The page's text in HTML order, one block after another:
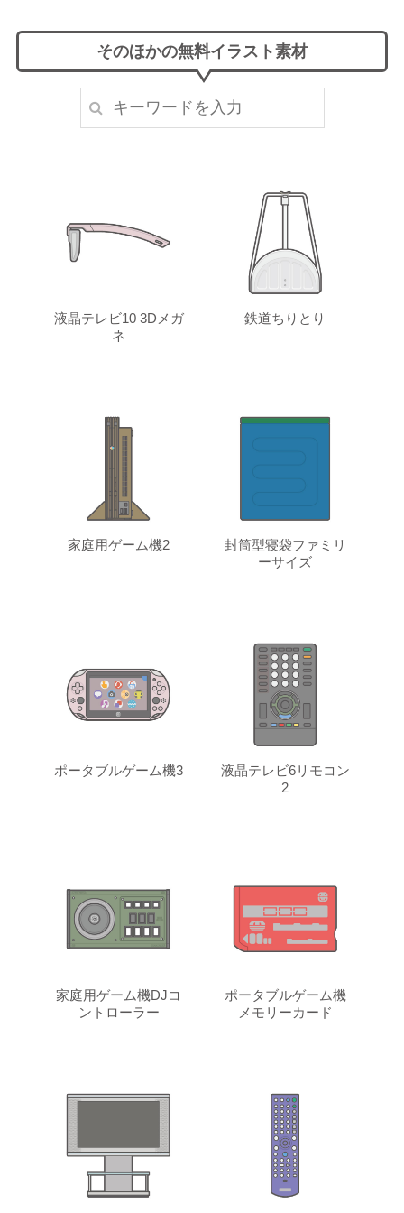
そのほかの無料イラスト素材
液晶テレビ10 3Dメガ
ネ
鉄道ちりとり
家庭用ゲーム機2
封筒型寝袋ファミリ
ーサイズ
ポータブルゲーム機3
液晶テレビ6リモコン
2
家庭用ゲーム機DJコ
ントローラー
ポータブルゲーム機
メモリーカード